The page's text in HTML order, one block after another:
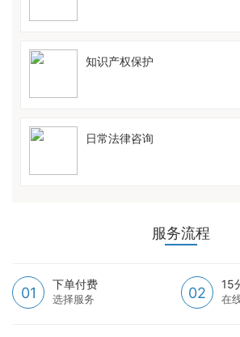
知识产权保护
日常法律咨询
服务流程
01
下单付费
选择服务 02
15
在